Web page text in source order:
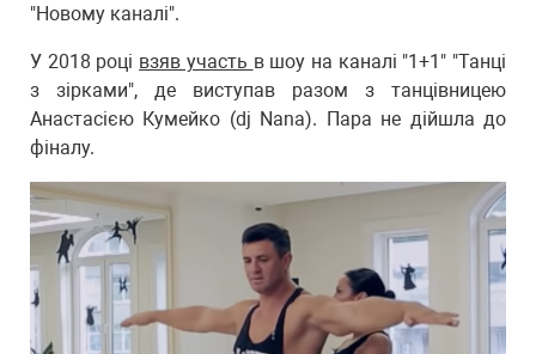
"Новому каналі".
У 2018 році взяв участь в шоу на каналі "1+1" "Танці
з зірками", де виступав разом з танцівницею
Анастасією Кумейко (dj Nana). Пара не дійшла до
фіналу.